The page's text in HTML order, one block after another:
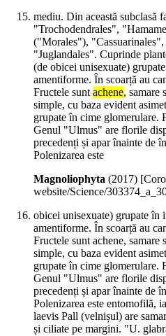
mediu. Din această subclasă
"Trochodendrales",
("Morales"),
"Juglandales". Cuprinde
(de obicei unisexuate)
amentiforme. În scoarță au
Fructele suntachene, samare
simple, cu baza evident
grupate în cime glomerulare.
Genul "Ulmus" are florile
precedenți și apar înainte de
Polenizarea este
Magnoliophyta (2017)
website/Science/
obicei unisexuate) grupate în
amentiforme. În scoarță au
Fructele sunt achene,
simple, cu baza evident
grupate în cime glomerulare.
Genul "Ulmus" are florile
precedenți și apar înainte de
Polenizarea este entomofilă,
laevis Pall (velnișul) are
și ciliate pe margini. "U.